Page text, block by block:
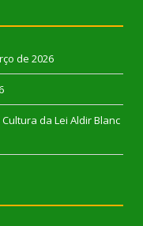
de 2026
da Lei Aldir Blanc